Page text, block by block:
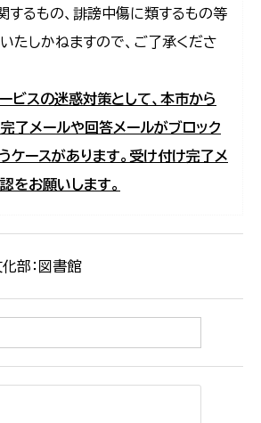
するもの、誹謗中傷に類するもの等
たしかねますので、ご了承くださ
ビスの迷惑対策として、本市から
了メールや回答メールがブロック
ケースがあります。受け付け完了メ
をお願いします。
化部：図書館